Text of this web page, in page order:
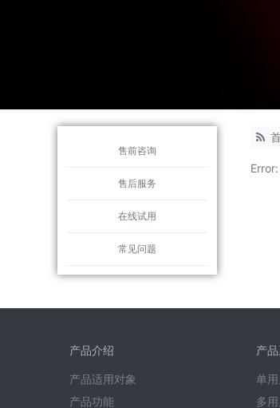
售前咨询
售后服务
在线试用
常见问题
产品介绍
产品适用对象
产品功能
产
单
多